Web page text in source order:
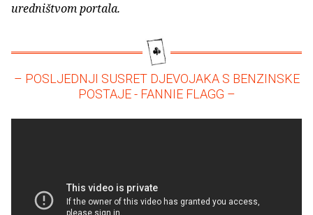
uredništvom portala.
– POSLJEDNJI SUSRET DJEVOJAKA S BENZINSKE
POSTAJE - FANNIE FLAGG –